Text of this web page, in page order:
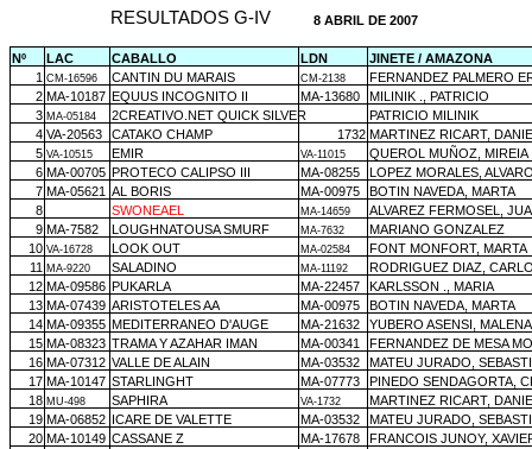
RESULTADOS G-IV 8 ABRIL DE 2007
Nº LAC CABALLO LDN
JINETE / AMAZONA
1 CM-16596 CANTIN DU MARAIS CM-2138
FERNANDEZ PALMERO
2 MA-10187 EQUUS INCOGNITO II MA-13680
MILINIK ., PATRICIO
3 MA-05184 2CREATIVO.NET QUICK SILVER
PATRICIO MILINIK
4 VA-20563 CATAKO CHAMP 1732 MARTINEZ RICART,
5 VA-10515 EMIR VA-11015
QUEROL MUÑOZ, MIREIA
6 MA-00705 PROTECO CALIPSO III MA-08255
LOPEZ MORALES,
7 MA-05621 AL BORIS MA-00975
BOTIN NAVEDA, MARTA
8
SWONEAEL MA-14659
ALVAREZ FERMOSEL,
9 MA-7582 LOUGHNATOUSA SMURF MA-7632
MARIANO GONZALEZ
10 VA-16728 LOOK OUT MA-02584
FONT MONFORT, MARTA
11 MA-9220 SALADINO MA-11192
RODRIGUEZ DIAZ,
12 MA-09586 PUKARLA MA-22457
KARLSSON ., MARIA
13 MA-07439 ARISTOTELES AA MA-00975
BOTIN NAVEDA, MARTA
14 MA-09355 MEDITERRANEO D'AUGE MA-21632
YUBERO ASENSI, MALENA
15 MA-08323 TRAMA Y AZAHAR IMAN MA-00341
FERNANDEZ DE MESA
16 MA-07312 VALLE DE ALAIN MA-03532
MATEU JURADO,
17 MA-10147 STARLINGHT MA-07773
PINEDO SENDAGORTA,
18 MU-498 SAPHIRA VA-1732
MARTINEZ RICART,
19 MA-06852 ICARE DE VALETTE MA-03532
MATEU JURADO,
20 MA-10149 CASSANE Z MA-17678
FRANCOIS JUNOY,